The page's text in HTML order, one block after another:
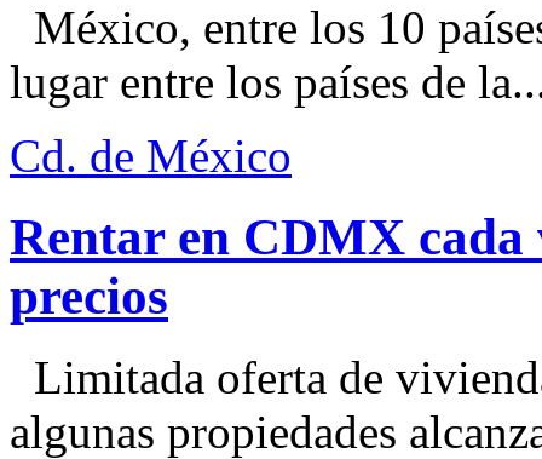
México, entre los 10
lugar entre los países de
Cd. de México
Rentar en CDMX cada
precios
Limitada oferta de
algunas propiedades